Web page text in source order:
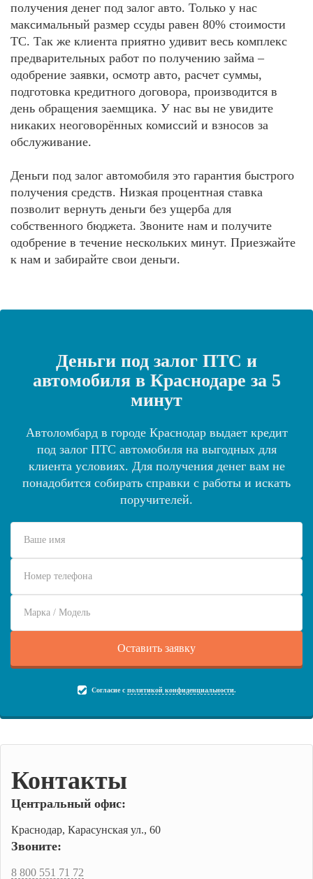
получения денег под залог авто. Только у нас
максимальный размер ссуды равен 80% стоимости
ТС. Так же клиента приятно удивит весь комплекс
предварительных работ по получению займа –
одобрение заявки, осмотр авто, расчет суммы,
подготовка кредитного договора, производится в
день обращения заемщика. У нас вы не увидите
никаких неоговорённых комиссий и взносов за
обслуживание.
Деньги под залог автомобиля это гарантия быстрого
получения средств. Низкая процентная ставка
позволит вернуть деньги без ущерба для
собственного бюджета. Звоните нам и получите
одобрение в течение нескольких минут. Приезжайте
к нам и забирайте свои деньги.
Деньги под залог ПТС и
автомобиля в Краснодаре за 5
минут
Автоломбард в городе Краснодар выдает кредит
под залог ПТС автомобиля на выгодных для
клиента условиях. Для получения денег вам не
понадобится собирать справки с работы и искать
поручителей.
Согласие с политикой конфиденциальности.
Контакты
Центральный офис:
Краснодар, Карасунская ул., 60
Звоните:
8 800 551 71 72